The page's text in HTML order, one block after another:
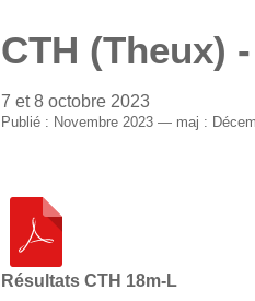
CTH (Theux)
7 et 8 octobre 2023
Publié : Novembre 2023 — maj :
Résultats CTH 18m-L